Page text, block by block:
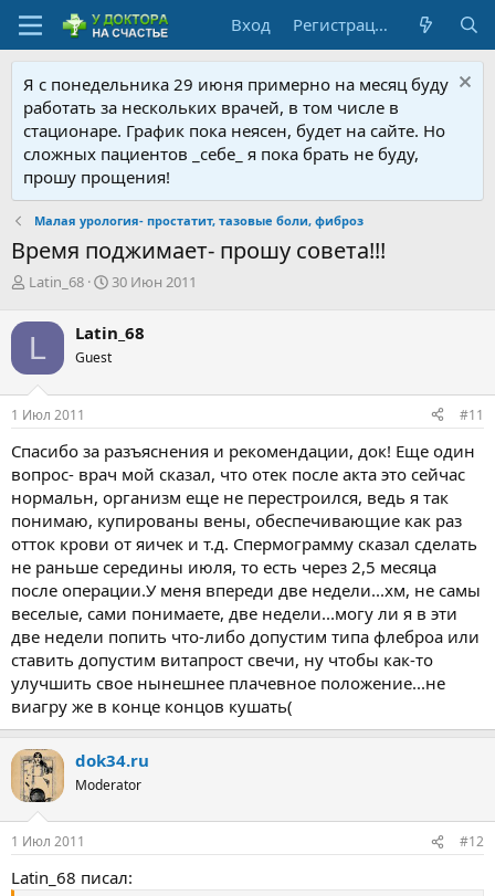
Вход Регистрация
Я с понедельника 29 июня примерно на месяц буду
работать за нескольких врачей, в том числе в
стационаре. График пока неясен, будет на сайте. Но
сложных пациентов _себе_ я пока брать не буду,
прошу прощения!
Малая урология- простатит, тазовые боли, фиброз
Время поджимает- прошу совета!!!
А
т
о
р
т
е
м
Latin_68
Д
а
н
ч
а
30 Июн 2011
L Latin_68
Guest
1 Июл 2011 #11
Спасибо за разъяснения и рекомендации, док! Еще один
вопрос- врач мой сказал, что отек после акта это сейчас
нормальн, организм еще не перестроился, ведь я так
понимаю, купированы вены, обеспечивающие как раз
отток крови от яичек и т.д. Спермограмму сказал сделать
не раньше середины июля, то есть через 2,5 месяца
после операции.У меня впереди две недели...хм, не самы
веселые, сами понимаете, две недели...могу ли я в эти
две недели попить что-либо допустим типа флеброа или
ставить допустим витапрост свечи, ну чтобы как-то
улучшить свое нынешнее плачевное положение...не
виагру же в конце концов кушать(
dok34.ru
Moderator
1 Июл 2011 #12
Latin_68 писал: